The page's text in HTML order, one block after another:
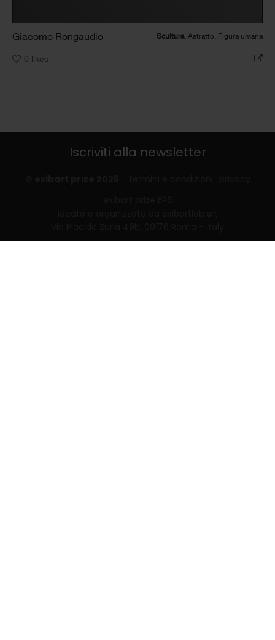
Giacomo Rongaudio Scultura , Astratto, Figura umana
0 likes
Iscriviti alla newsletter